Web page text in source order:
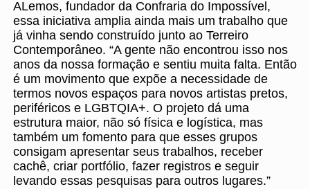
ALemos, fundador da Confraria do Impossível,
essa iniciativa amplia ainda mais um trabalho que
já vinha sendo construído junto ao Terreiro
Contemporâneo. “A gente não encontrou isso nos
anos da nossa formação e sentiu muita falta. Então
é um movimento que expõe a necessidade de
termos novos espaços para novos artistas pretos,
periféricos e LGBTQIA+. O projeto dá uma
estrutura maior, não só física e logística, mas
também um fomento para que esses grupos
consigam apresentar seus trabalhos, receber
cachê, criar portfólio, fazer registros e seguir
levando essas pesquisas para outros lugares.”